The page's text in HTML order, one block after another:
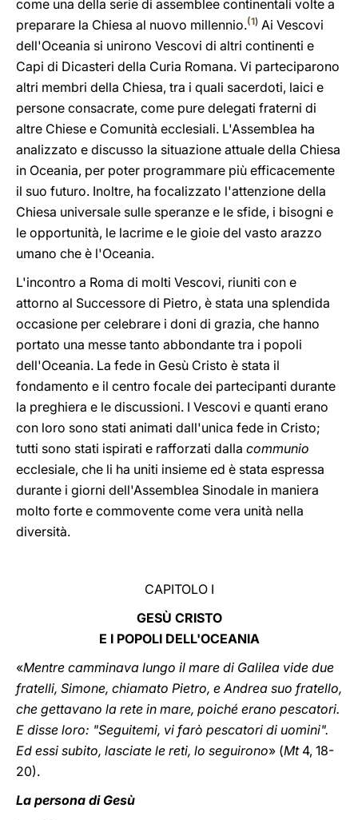
come una della serie di assemblee continentali volte a
preparare la Chiesa al nuovo millennio.(1) Ai Vescovi
dell'Oceania si unirono Vescovi di altri continenti e
Capi di Dicasteri della Curia Romana. Vi parteciparono
altri membri della Chiesa, tra i quali sacerdoti, laici e
persone consacrate, come pure delegati fraterni di
altre Chiese e Comunità ecclesiali. L'Assemblea ha
analizzato e discusso la situazione attuale della Chiesa
in Oceania, per poter programmare più efficacemente
il suo futuro. Inoltre, ha focalizzato l'attenzione della
Chiesa universale sulle speranze e le sfide, i bisogni e
le opportunità, le lacrime e le gioie del vasto arazzo
umano che è l'Oceania.
L'incontro a Roma di molti Vescovi, riuniti con e
attorno al Successore di Pietro, è stata una splendida
occasione per celebrare i doni di grazia, che hanno
portato una messe tanto abbondante tra i popoli
dell'Oceania. La fede in Gesù Cristo è stata il
fondamento e il centro focale dei partecipanti durante
la preghiera e le discussioni. I Vescovi e quanti erano
con loro sono stati animati dall'unica fede in Cristo;
tutti sono stati ispirati e rafforzati dalla communio
ecclesiale, che li ha uniti insieme ed è stata espressa
durante i giorni dell'Assemblea Sinodale in maniera
molto forte e commovente come vera unità nella
diversità.
CAPITOLO I
GESÙ CRISTO
E I POPOLI DELL'OCEANIA
«Mentre camminava lungo il mare di Galilea vide due
fratelli, Simone, chiamato Pietro, e Andrea suo fratello,
che gettavano la rete in mare, poiché erano pescatori.
E disse loro: "Seguitemi, vi farò pescatori di uomini".
Ed essi subito, lasciate le reti, lo seguirono» (Mt4, 18-
20).
La persona di Gesù